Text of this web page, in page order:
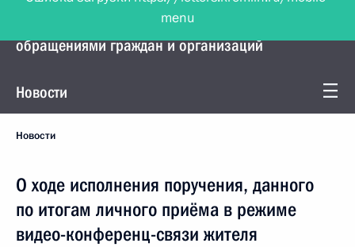
Управление Президента по работе с
обращениями граждан и организаций
Новости
Новости
О ходе исполнения поручения, данного
по итогам личного приёма в режиме
видео-конференц-связи жителя
menu